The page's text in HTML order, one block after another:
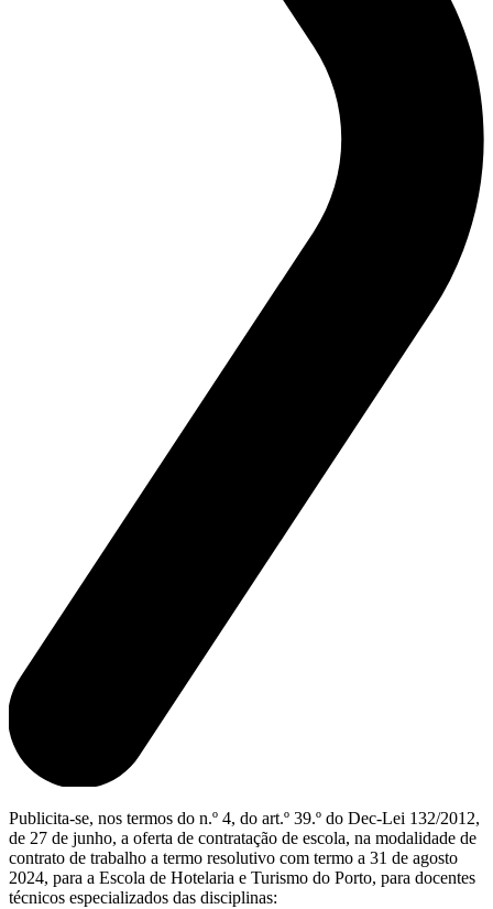
Publicita-se, nos termos do n.º 4, do art.º 39.º do Dec-Lei 132/2012,
de 27 de junho, a oferta de contratação de escola, na modalidade de
contrato de trabalho a termo resolutivo com termo a 31 de agosto
2024, para a Escola de Hotelaria e Turismo do Porto, para docentes
técnicos especializados das disciplinas: